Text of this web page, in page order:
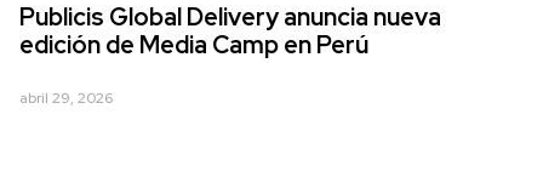
Publicis Global Delivery anuncia nueva
edición de Media Camp en Perú
abril 29, 2026